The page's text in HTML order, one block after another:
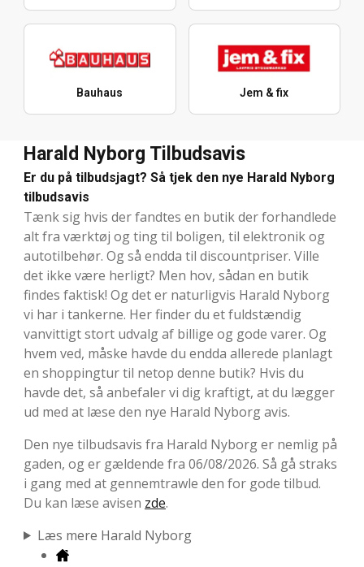
Bauhaus Jem & fix
Harald Nyborg Tilbudsavis
Er du på tilbudsjagt? Så tjek den nye Harald Nyborg
tilbudsavis
Tænk sig hvis der fandtes en butik der forhandlede
alt fra værktøj og ting til boligen, til elektronik og
autotilbehør. Og så endda til discountpriser. Ville
det ikke være herligt? Men hov, sådan en butik
findes faktisk! Og det er naturligvis Harald Nyborg
vi har i tankerne. Her finder du et fuldstændig
vanvittigt stort udvalg af billige og gode varer. Og
hvem ved, måske havde du endda allerede planlagt
en shoppingtur til netop denne butik? Hvis du
havde det, så anbefaler vi dig kraftigt, at du lægger
ud med at læse den nye Harald Nyborg avis.
Den nye tilbudsavis fra Harald Nyborg er nemlig på
gaden, og er gældende fra 06/08/2026. Så gå straks
i gang med at gennemtrawle den for gode tilbud.
Du kan læse avisen zde.
Læs mere Harald Nyborg